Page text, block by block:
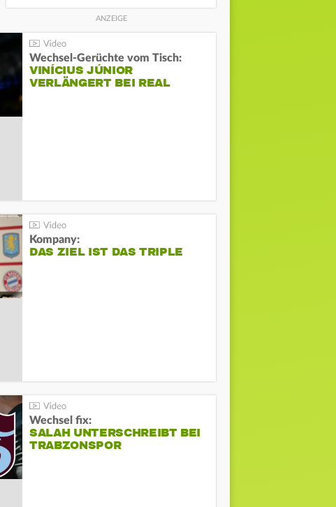
Wechsel-Gerüchte vom Tisch:
VINÍCIUS JÚNIOR
VERLÄNGERT BEI REAL
Kompany:
DAS ZIEL IST DAS TRIPLE
Wechsel fix:
SALAH UNTERSCHREIBT BEI
TRABZONSPOR